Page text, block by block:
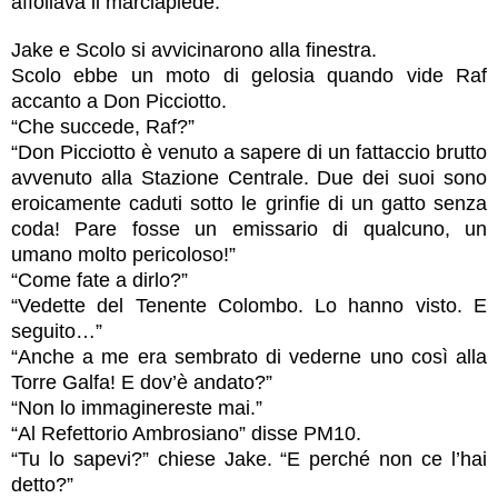
Jake e Scolo si avvicinarono alla finestra.
Scolo ebbe un moto di gelosia quando vide Raf
accanto a Don Picciotto.
“Che succede, Raf?”
“Don Picciotto è venuto a sapere di un fattaccio brutto
avvenuto alla Stazione Centrale. Due dei suoi sono
eroicamente caduti sotto le grinfie di un gatto senza
coda! Pare fosse un emissario di qualcuno, un
umano molto pericoloso!”
“Come fate a dirlo?”
“Vedette del Tenente Colombo. Lo hanno visto. E
seguito…”
“Anche a me era sembrato di vederne uno così alla
Torre Galfa! E dov’è andato?”
“Non lo immaginereste mai.”
“Al Refettorio Ambrosiano” disse PM10.
“Tu lo sapevi?” chiese Jake. “E perché non ce l’hai
detto?”